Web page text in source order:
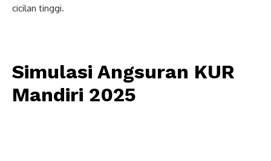
cicilan tinggi.
Simulasi Angsuran KUR
Mandiri 2025